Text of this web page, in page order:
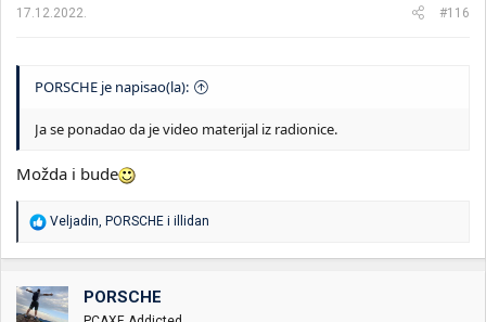
17.12.2022. #116
PORSCHE je napisao(la):
Ja se ponadao da je video materijal iz radionice.
Možda i bude
R
a
o
v
Veljadin, PORSCHE i illidan
PORSCHE